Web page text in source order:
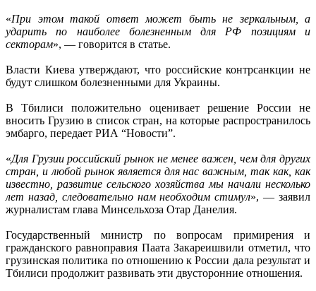
«При этом такой ответ может быть не зеркальным, а
ударить по наиболее болезненным для РФ позициям и
секторам», — говорится в статье.
Власти Киева утверждают, что российские контрсанкции не
будут слишком болезненными для Украины.
В Тбилиси положительно оценивает решение России не
вносить Грузию в список стран, на которые распространилось
эмбарго, передает РИА “Новости”.
«Для Грузии российский рынок не менее важен, чем для других
стран, и любой рынок является для нас важным, так как, как
известно, развитие сельского хозяйства мы начали несколько
лет назад, следовательно нам необходим стимул», — заявил
журналистам глава Минсельхоза Отар Данелия.
Государственный министр по вопросам примирения и
гражданского равноправия Паата Закареишвили отметил, что
грузинская политика по отношению к России дала результат и
Тбилиси продолжит развивать эти двусторонние отношения.